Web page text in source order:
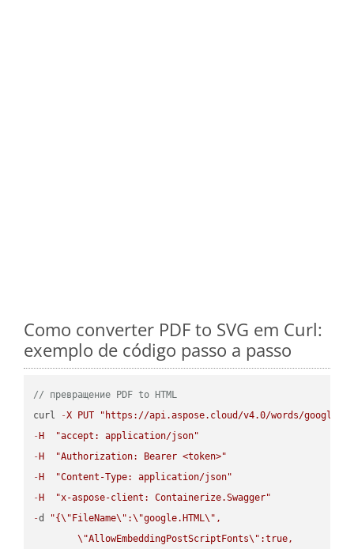
Como converter PDF to SVG em Curl:
exemplo de código passo a passo
// превращение PDF to HTML
curl
-X PUT
"https://api.aspose.cloud/v4.0/words/
- H
"accept: application/json"
- H
"Authorization: Bearer <token>"
- H
"Content-Type: application/json"
- H
"x-aspose-client: Containerize.Swagger"
-d "{\" FileName\" :\"google.HTML\" ,
\"AllowEmbeddingPostScriptFonts\" :true,